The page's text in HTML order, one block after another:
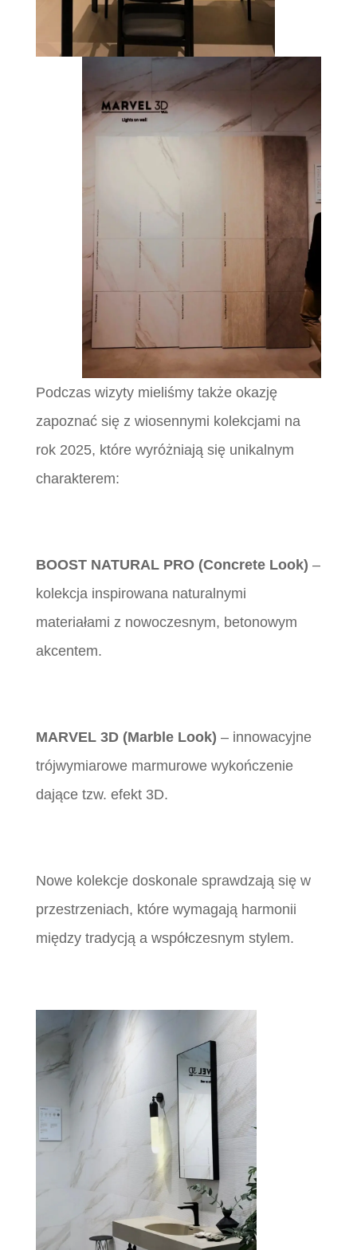
Podczas wizyty mieliśmy także okazję
zapoznać się z wiosennymi kolekcjami na
rok 2025, które wyróżniają się unikalnym
charakterem:
BOOST NATURAL PRO (Concrete Look) –
kolekcja inspirowana naturalnymi
materiałami z nowoczesnym, betonowym
akcentem.
MARVEL 3D (Marble Look) – innowacyjne
trójwymiarowe marmurowe wykończenie
dające tzw. efekt 3D.
Nowe kolekcje doskonale sprawdzają się w
przestrzeniach, które wymagają harmonii
między tradycją a współczesnym stylem.